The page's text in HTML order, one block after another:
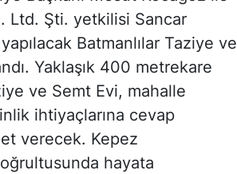
Ltd. Şti. yetkilisi Sancar
Batmanlılar Taziye ve
Yaklaşık 400 metrekare
ve Semt Evi, mahalle
ihtiyaçlarına cevap
verecek. Kepez
hayata